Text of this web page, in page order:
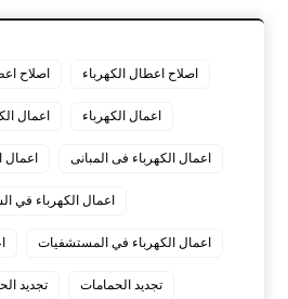
اصلاح اعطال الكهرباء اصلاح
اعمال الكهرباء اعمال
اعمال الكهرباء فى المبانى
اعمال الكهرباء في
اعمال الكهرباء في المستشفيات
تجديد الحمامات تجديد